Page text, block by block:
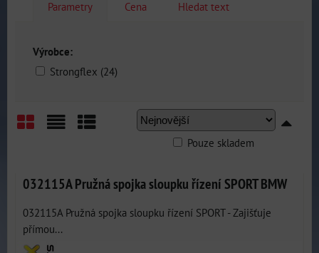
Parametry Cena Hledat text
Výrobce:
Strongflex (24)
Pouze skladem
032115A Pružná spojka sloupku řízení SPORT BMW
032115A Pružná spojka sloupku řízení SPORT - Zajišťuje
přímou...